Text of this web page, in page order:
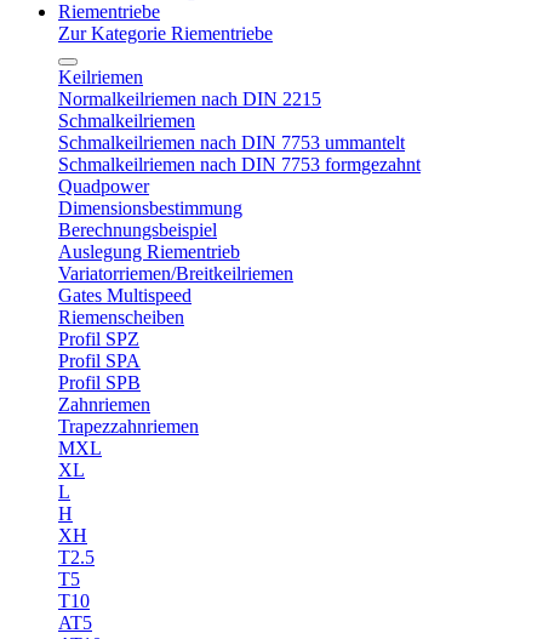
Riementriebe
Zur Kategorie Riementriebe
Keilriemen
Normalkeilriemen nach DIN 2215
Schmalkeilriemen
Schmalkeilriemen nach DIN 7753 ummantelt
Schmalkeilriemen nach DIN 7753 formgezahnt
Quadpower
Dimensionsbestimmung
Berechnungsbeispiel
Auslegung Riementrieb
Variatorriemen/Breitkeilriemen
Gates Multispeed
Riemenscheiben
Profil SPZ
Profil SPA
Profil SPB
Zahnriemen
Trapezzahnriemen
MXL
XL
L
H
XH
T2.5
T5
T10
AT5